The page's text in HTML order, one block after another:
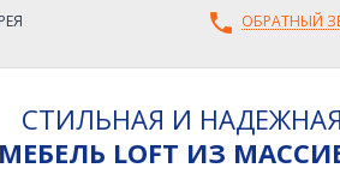
ОБРАТНЫЙ
СТИЛЬНАЯ И НАДЕЖНАЯ
МЕБЕЛЬ LOFT ИЗ